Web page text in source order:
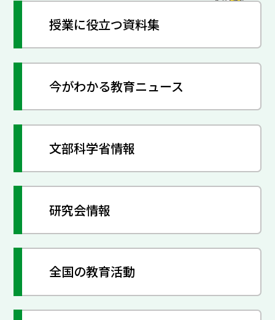
授業に役立つ資料集
今がわかる教育ニュース
文部科学省情報
研究会情報
全国の教育活動